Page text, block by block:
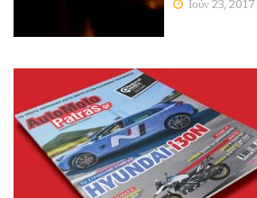
Ιούν 23, 2017